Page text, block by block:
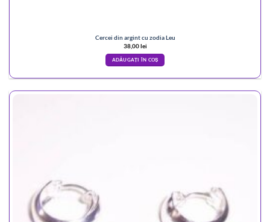
Cercei din argint cu zodia Leu
38,00lei
ADĂUGAȚI ÎN COȘ